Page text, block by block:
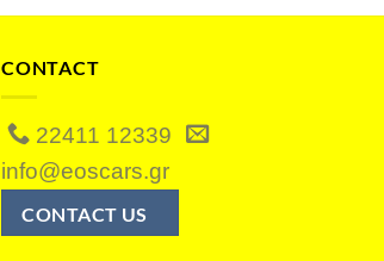
CONTACT
22411 12339
info@eoscars.gr
CONTACT US